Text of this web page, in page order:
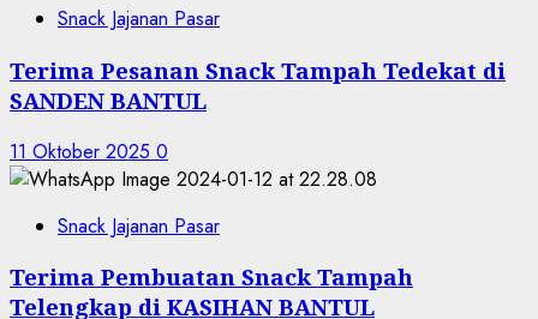
Snack Jajanan Pasar
Terima Pesanan Snack Tampah Tedekat di
SANDEN BANTUL
11 Oktober 2025 0
Snack Jajanan Pasar
Terima Pembuatan Snack Tampah
Telengkap di KASIHAN BANTUL